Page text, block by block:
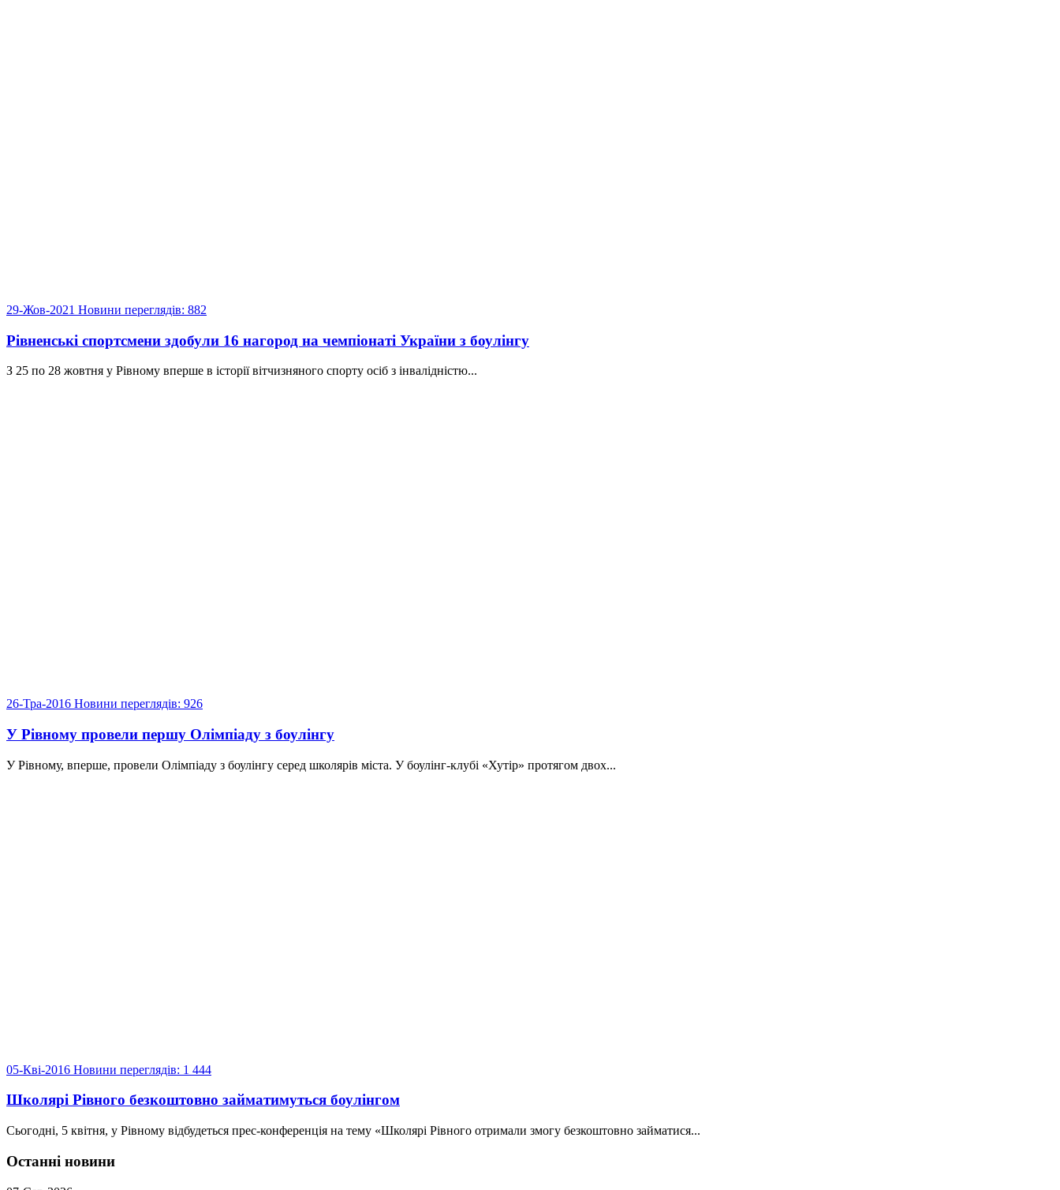
29-Жов-2021 Новини переглядів: 882
Рівненські спортсмени здобули 16 нагород на чемпіонаті України з боулінгу
З 25 по 28 жовтня у Рівному вперше в історії вітчизняного спорту осіб з інвалідністю...
26-Тра-2016 Новини переглядів: 926
У Рівному провели першу Олімпіаду з боулінгу
У Рівному, вперше, провели Олімпіаду з боулінгу серед школярів міста. У боулінг-клубі «Хутір» протягом двох...
05-Кві-2016 Новини переглядів: 1 444
Школярі Рівного безкоштовно займатимуться боулінгом
Сьогодні, 5 квітня, у Рівному відбудеться прес-конференція на тему «Школярі Рівного отримали змогу безкоштовно займатися...
Останні новини